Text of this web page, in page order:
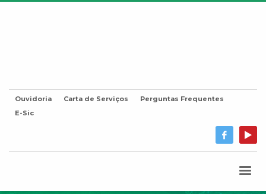
Ouvidoria Carta de Serviços
Perguntas Frequentes
E-Sic